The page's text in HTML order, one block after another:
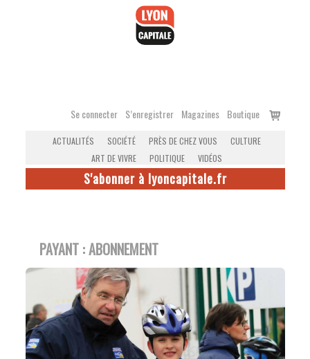
Se connecter S’enregistrer Magazines Boutique
Voir
ACTUALITÉS SOCIÉTÉ PRÈS DE CHEZ VOUS
CULTURE
ART DE VIVRE
POLITIQUE VIDÉOS
S'abonner à lyoncapitale.fr
PAYANT :ABONNEMENT